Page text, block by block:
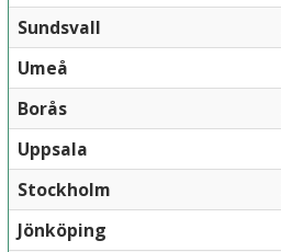
Sundsvall
Umeå
Borås
Uppsala
Stockholm
Jönköping